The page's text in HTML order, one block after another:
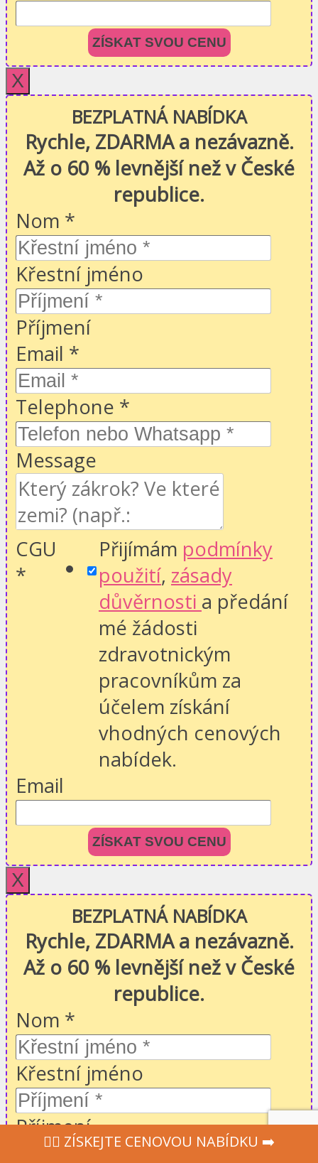
ZÍSKAT SVOU CENU
X
BEZPLATNÁ NABÍDKA
Rychle, ZDARMA a nezávazně.
Až o 60 % levnější než v České
republice.
Nom *
Křestní jméno
Příjmení
Email *
Telephone *
Message
CGU
*
Přijímám podmínky
použití, zásady
důvěrnosti a předání
mé žádosti
zdravotnickým
pracovníkům za
účelem získání
vhodných cenových
nabídek.
Email
ZÍSKAT SVOU CENU
X
BEZPLATNÁ NABÍDKA
Rychle, ZDARMA a nezávazně.
Až o 60 % levnější než v České
republice.
Nom *
Křestní jméno
Příjmení
Email*
‍👩‍⚕ ZÍSKEJTE CENOVOU NABÍDKU ➡️